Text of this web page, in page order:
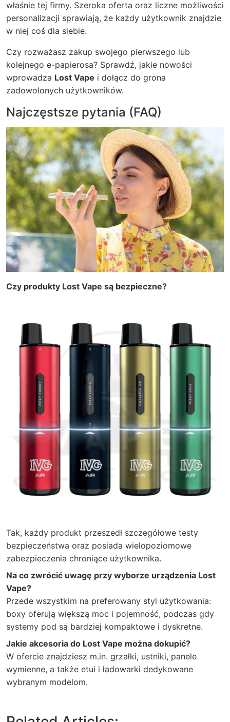
właśnie tej firmy. Szeroka oferta oraz liczne możliwości
personalizacji sprawiają, że każdy użytkownik znajdzie
w niej coś dla siebie.
Czy rozważasz zakup swojego pierwszego lub
kolejnego e-papierosa? Sprawdź, jakie nowości
wprowadza Lost Vape i dołącz do grona
zadowolonych użytkowników.
Najczęstsze pytania (FAQ)
Czy produkty Lost Vape są bezpieczne?
Tak, każdy produkt przeszedł szczegółowe testy
bezpieczeństwa oraz posiada wielopoziomowe
zabezpieczenia chroniące użytkownika.
Na co zwrócić uwagę przy wyborze urządzenia Lost
Vape?
Przede wszystkim na preferowany styl użytkowania:
boxy oferują większą moc i pojemność, podczas gdy
systemy pod są bardziej kompaktowe i dyskretne.
Jakie akcesoria do Lost Vape można dokupić?
W ofercie znajdziesz m.in. grzałki, ustniki, panele
wymienne, a także etui i ładowarki dedykowane
wybranym modelom.